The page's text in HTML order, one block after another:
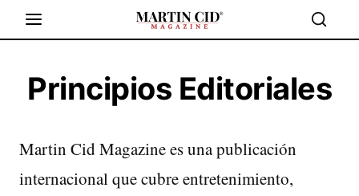
Principios Editoriales
Martin Cid Magazine es una publicación
internacional que cubre entretenimiento,